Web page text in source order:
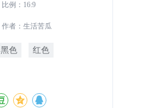
比例：16:9
作者：生活苦瓜
黑色 红色